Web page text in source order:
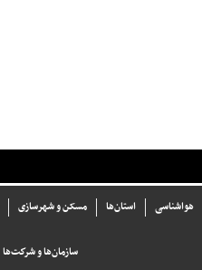
مسکن و شهرسازی استان‌ها
هواشناسی
سازما‌ن‌ها و شركت‌ها